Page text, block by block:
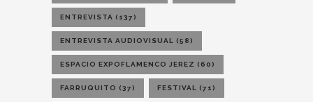
ENTREVISTA (137)
ENTREVISTA AUDIOVISUAL (58)
ESPACIO EXPOFLAMENCO JEREZ (60)
FARRUQUITO (37) FESTIVAL (71)